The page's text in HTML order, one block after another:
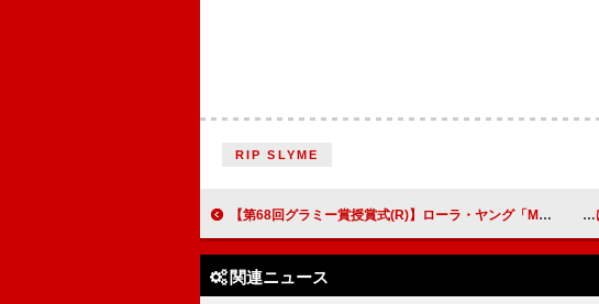
RIP SLYME
【第68回グラミー賞授賞式(R)】ローラ・ヤング「Messy」が＜最優秀ポップ・パフォーマンス（ソロ）＞受賞、スピーチで喜び爆発
関連ニュース